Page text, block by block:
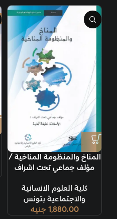
المناخ والمنظومة المناخية /
مؤلف جماعي تحت اشراف
كلية العلوم الانسانية
والاجتماعية بتونس
1,880.00 جنيه